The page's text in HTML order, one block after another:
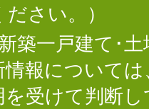
さい。）
築一戸建て･
報について
受けて判断